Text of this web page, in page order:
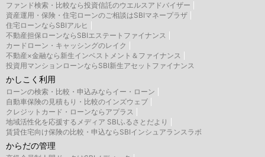
ファンド検索・比較なら投資信託のウエルスアドバイザー
資産運用・保険・住宅ローンのご相談はSBIマネープラザ
住宅ローンならSBIアルヒ
不動産担保ローンならSBIエステートファイナンス
カードローン・キャッシングのレイク
不動産×金融なら新生インベストメント＆ファイナンス
投資用マンションローンならSBI新生アセットファイナンス
かしこく利用
ローンの検索・比較・申込みならイー・ローン
自動車保険の見積もり・比較のインズウェブ
クレジットカード・ローンならアプラス
地域活性化を応援するメディア SBIふるさとだより
賃貸住宅向け保険の比較・申込ならSBIインシュアランスラボ
からだの管理